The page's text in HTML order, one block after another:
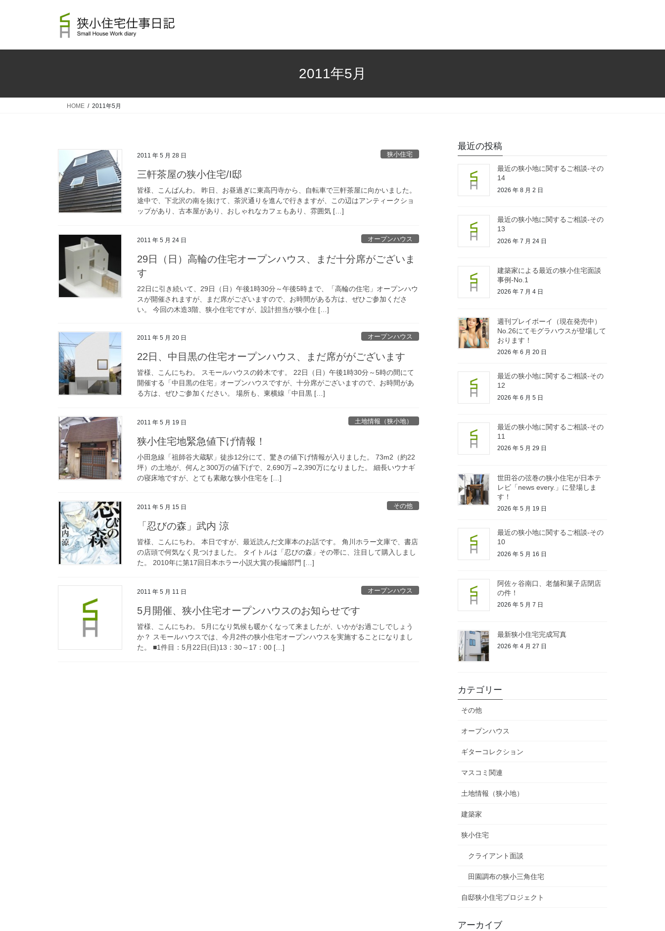
ッ
移
2011年5月
HOME 2011年5月
2011 年 5 月 28 日 狭小住宅
三軒茶屋の狭小住宅/I邸
皆様、こんばんわ。 昨日、お昼過ぎに東高円寺から、自転車で三軒茶屋に向かいました。
途中で、下北沢の南を抜けて、茶沢通りを進んで行きますが、この辺はアンティークショ
ップがあり、古本屋があり、おしゃれなカフェもあり、雰囲気 […]
2011 年 5 月 24 日 オープンハウス
29日（日）高輪の住宅オープンハウス、まだ十分席がございま
す
22日に引き続いて、29日（日）午後1時30分～午後5時まで、「高輪の住宅」オープンハウ
スが開催されますが、まだ席がございますので、お時間がある方は、ぜひご参加くださ
い。 今回の木造3階、狭小住宅ですが、設計担当が狭小住 […]
2011 年 5 月 20 日 オープンハウス
22日、中目黒の住宅オープンハウス、まだ席ががございます
皆様、こんにちわ。 スモールハウスの鈴木です。 22日（日）午後1時30分～5時の間にて
開催する「中目黒の住宅」オープンハウスですが、十分席がございますので、お時間があ
る方は、ぜひご参加ください。 場所も、東横線「中目黒 […]
2011 年 5 月 19 日 土地情報（狭小地）
狭小住宅地緊急値下げ情報！
小田急線「祖師谷大蔵駅」徒歩12分にて、驚きの値下げ情報が入りました。 73m2（約22
坪）の土地が、何んと300万の値下げで、2,690万→2,390万になりました。 細長いウナギ
の寝床地ですが、とても素敵な狭小住宅を […]
2011 年 5 月 15 日 その他
「忍びの森」武内 涼
皆様、こんにちわ。 本日ですが、最近読んだ文庫本のお話です。 角川ホラー文庫で、書店
の店頭で何気なく見つけました。 タイトルは「忍びの森」その帯に、注目して購入しまし
た。 2010年に第17回日本ホラー小説大賞の長編部門 […]
2011 年 5 月 11 日 オープンハウス
5月開催、狭小住宅オープンハウスのお知らせです
皆様、こんにちわ。 5月になり気候も暖かくなって来ましたが、いかがお過ごしでしょう
か？ スモールハウスでは、今月2件の狭小住宅オープンハウスを実施することになりまし
た。 ■1件目：5月22日(日)13：30～17：00 […]
最近の投稿
最近の狭小地に関するご相談-その
14
2026 年 8 月 2 日
最近の狭小地に関するご相談-その
13
2026 年 7 月 24 日
建築家による最近の狭小住宅面談
事例-No.1
2026 年 7 月 4 日
週刊プレイボーイ（現在発売中）
No.26にてモグラハウスが登場して
おります！
2026 年 6 月 20 日
最近の狭小地に関するご相談-その
12
2026 年 6 月 5 日
最近の狭小地に関するご相談-その
11
2026 年 5 月 29 日
世田谷の弦巻の狭小住宅が日本テ
レビ「news every.」に登場しま
す！
2026 年 5 月 19 日
最近の狭小地に関するご相談-その
10
2026 年 5 月 16 日
阿佐ヶ谷南口、老舗和菓子店閉店
の件！
2026 年 5 月 7 日
最新狭小住宅完成写真
2026 年 4 月 27 日
カテゴリー
その他
オープンハウス
ギターコレクション
マスコミ関連
土地情報（狭小地）
建築家
狭小住宅
クライアント面談
田園調布の狭小三角住宅
自邸狭小住宅プロジェクト
アーカイブ